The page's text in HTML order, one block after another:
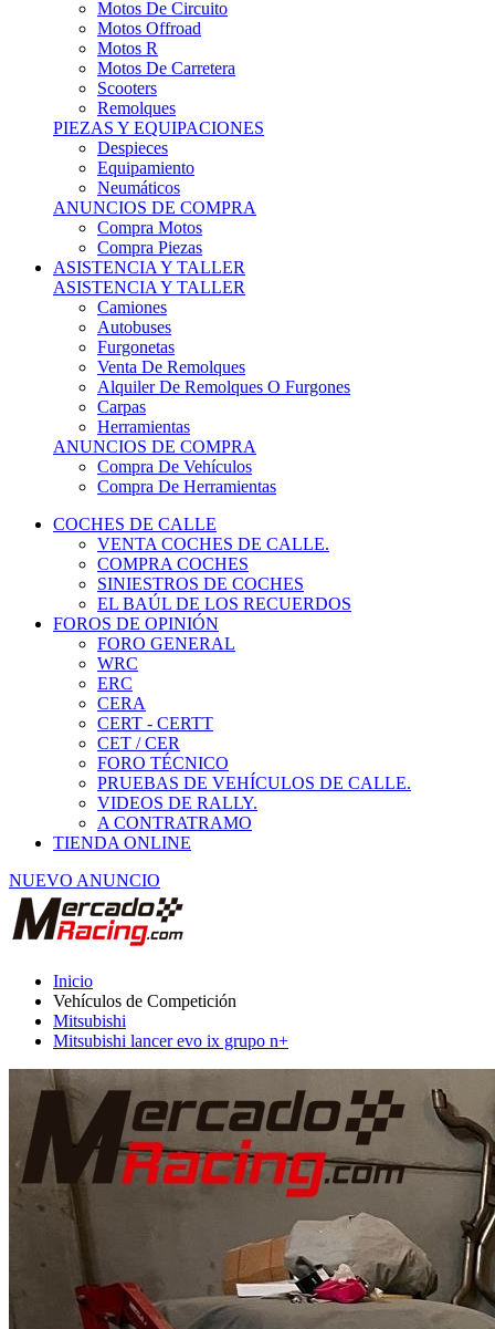
Motos R
Motos De Carretera
Scooters
Remolques
PIEZAS Y EQUIPACIONES
Despieces
Equipamiento
Neumáticos
ANUNCIOS DE COMPRA
Compra Motos
Compra Piezas
ASISTENCIA Y TALLER
ASISTENCIA Y TALLER
Camiones
Autobuses
Furgonetas
Venta De Remolques
Alquiler De Remolques O Furgones
Carpas
Herramientas
ANUNCIOS DE COMPRA
Compra De Vehículos
Compra De Herramientas
COCHES DE CALLE
VENTA COCHES DE CALLE.
COMPRA COCHES
SINIESTROS DE COCHES
EL BAÚL DE LOS RECUERDOS
FOROS DE OPINIÓN
FORO GENERAL
WRC
ERC
CERA
CERT - CERTT
CET / CER
FORO TÉCNICO
PRUEBAS DE VEHÍCULOS DE CALLE.
VIDEOS DE RALLY.
A CONTRATRAMO
TIENDA ONLINE
NUEVO ANUNCIO
Vehículos de Competición
Mitsubishi
Mitsubishi lancer evo ix grupo n+